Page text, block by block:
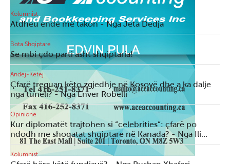
Kolumnist
Atdheu ende më takon - Nga Jeta Dedja
Bota Shqiptare
Se mbi çdo parti asht shqiptaria!
Andej-Këtej
Çfarë treguan këto zgjedhje në Kosovë dhe a ka dalje
nga tuneli? - Nga Enver Robelli
Opinione
Kur diplomatët trajtohen si “celebrities”: çfarë po
ndodh me shoqatat shqiptare në Kanada? - Nga Ili…
Kolumnist